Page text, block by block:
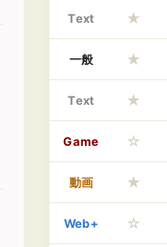
Text ★
一般 ★
Text ★
Game ☆
動画 ★
Web+ ☆